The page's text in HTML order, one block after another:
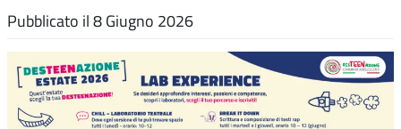
Pubblicato il 8 Giugno 2026